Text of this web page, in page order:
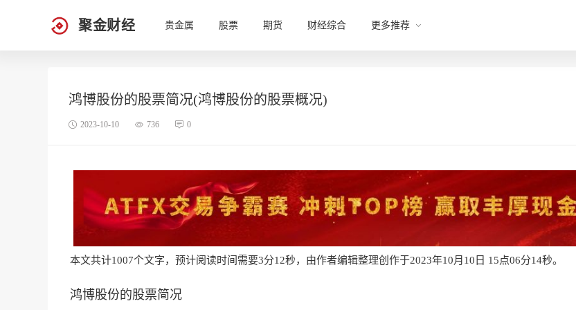
聚金财经 贵金属 股票 期货 财经综合 更多推荐
鸿博股份的股票简况(鸿博股份的股票概况)
2023-10-10 736 0
本文共计1007个文字，预计阅读时间需要3分12秒，由作者编辑整理创作于2023年10月10日 15点06分14秒。
鸿博股份的股票简况